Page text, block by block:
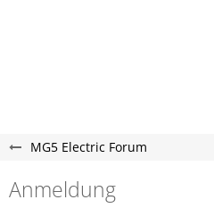
MG5 Electric Forum
Anmeldung